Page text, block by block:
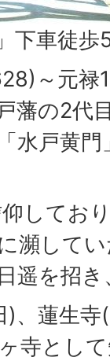
下車徒歩
～元
藩の2代
水戸黄
してお
瀕して
遥を招
)、蓮生
寺とし